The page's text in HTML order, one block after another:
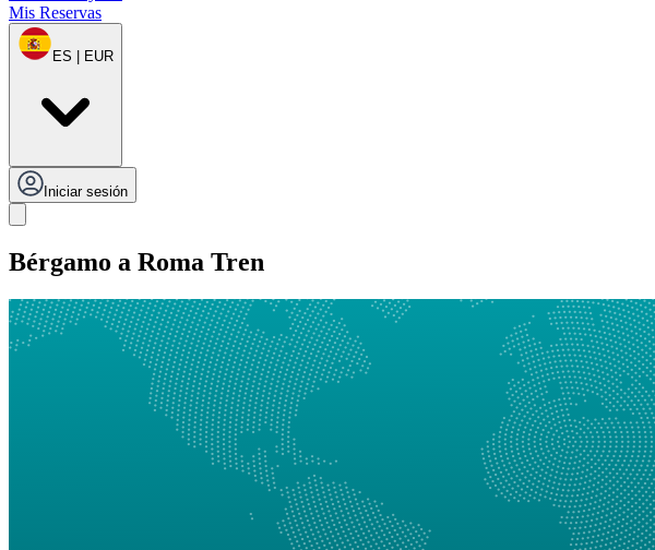
Mis Reservas
ES | EUR
Iniciar sesión
Bérgamo a Roma Tren